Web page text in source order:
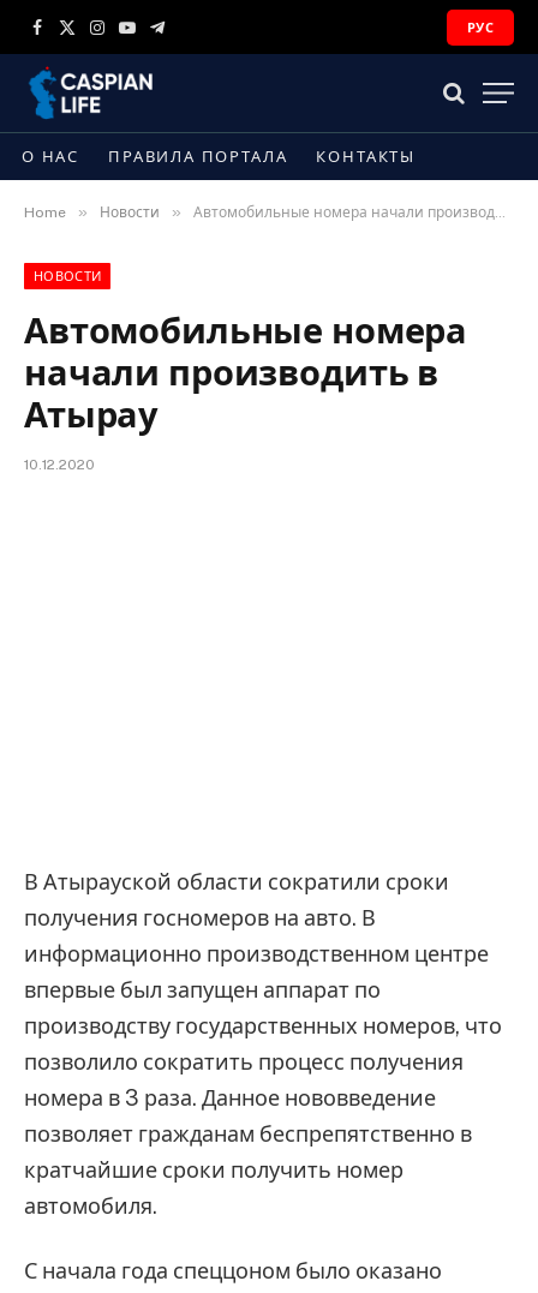
Facebook
X
Instagram
YouTubeTelegram
РУС
О НАС ПРАВИЛА ПОРТАЛА КОНТАКТЫ
Home » Новости » Автомобильные номера начали производить в Атырау
НОВОСТИ
Автомобильные номера
начали производить в
Атырау
10.12.2020
В Атырауской области сократили сроки
получения госномеров на авто. В
информационно производственном центре
впервые был запущен аппарат по
производству государственных номеров, что
позволило сократить процесс получения
номера в 3 раза. Данное нововведение
позволяет гражданам беспрепятственно в
кратчайшие сроки получить номер
автомобиля.
С начала года спеццоном было оказано